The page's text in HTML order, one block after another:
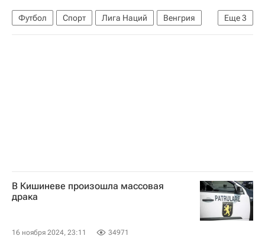
Еще3
Футбол Спорт Лига Наций
Венгрия
Нидерланды
Адам Салаи
В Кишиневе произошла массовая
драка
16 ноября 2024, 23:11 34971